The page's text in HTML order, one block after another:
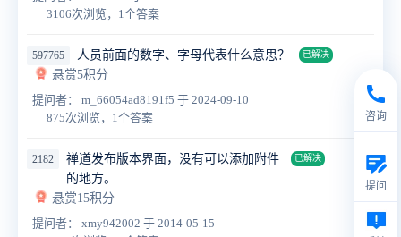
3106次浏览，1个答案
597765 人员前面的数字、字母代表什么意思？ 已解决
悬赏5积分
提问者： m_66054ad8191f5 于 2024-09-10
875次浏览，1个答案
2182
禅道发布版本界面，没有可以添加附件
的地方。
已解决
悬赏15积分
提问者： xmy942002 于 2014-05-15
咨询
提问